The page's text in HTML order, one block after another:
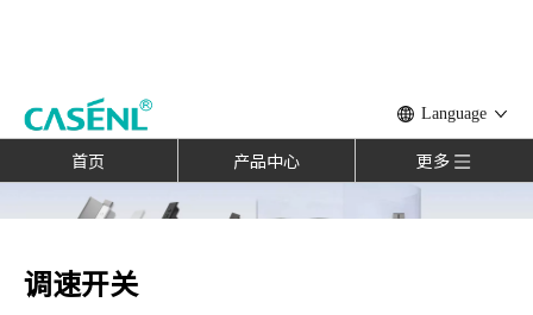
Language
首页 产品中心 更多
调速开关